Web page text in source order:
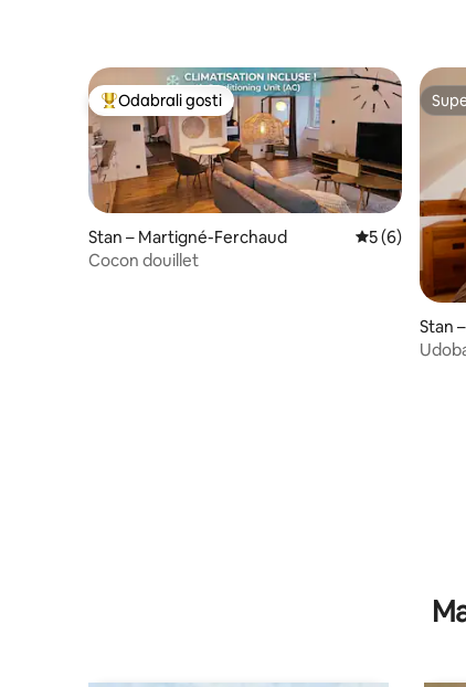
Među najviše rangiranima s oznakom „Odabrali
Odabrali gosti
Stan – Martigné-Ferchaud Prosječna
5 (6)
Cocon douillet
Stan